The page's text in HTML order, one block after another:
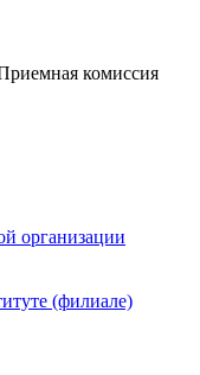
комиссия
организации
(филиале)